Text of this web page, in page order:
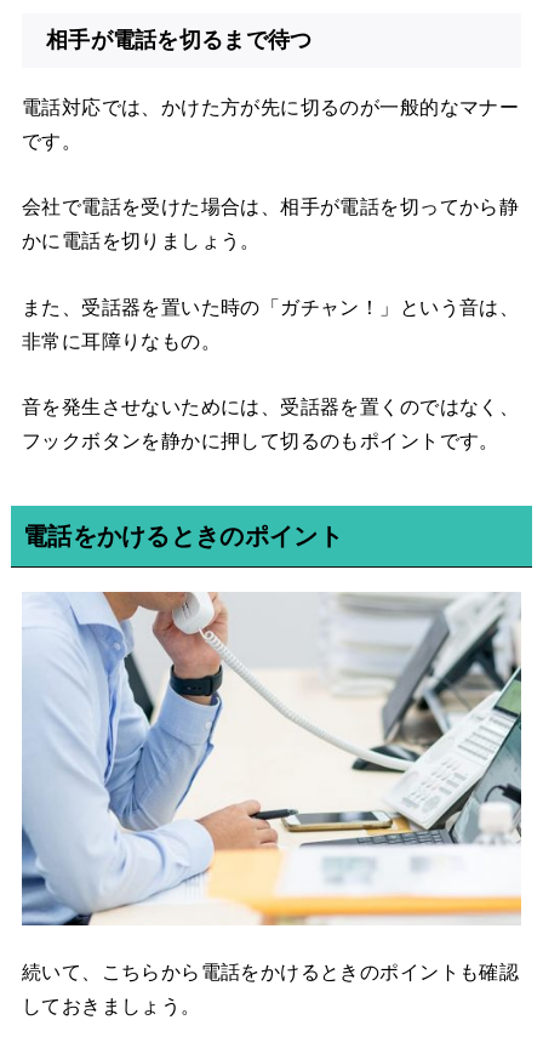
相手が電話を切るまで待つ
電話対応では、かけた方が先に切るのが一般的なマナー
です。
会社で電話を受けた場合は、相手が電話を切ってから静
かに電話を切りましょう。
また、受話器を置いた時の「ガチャン！」という音は、
非常に耳障りなもの。
音を発生させないためには、受話器を置くのではなく、
フックボタンを静かに押して切るのもポイントです。
電話をかけるときのポイント
続いて、こちらから電話をかけるときのポイントも確認
しておきましょう。